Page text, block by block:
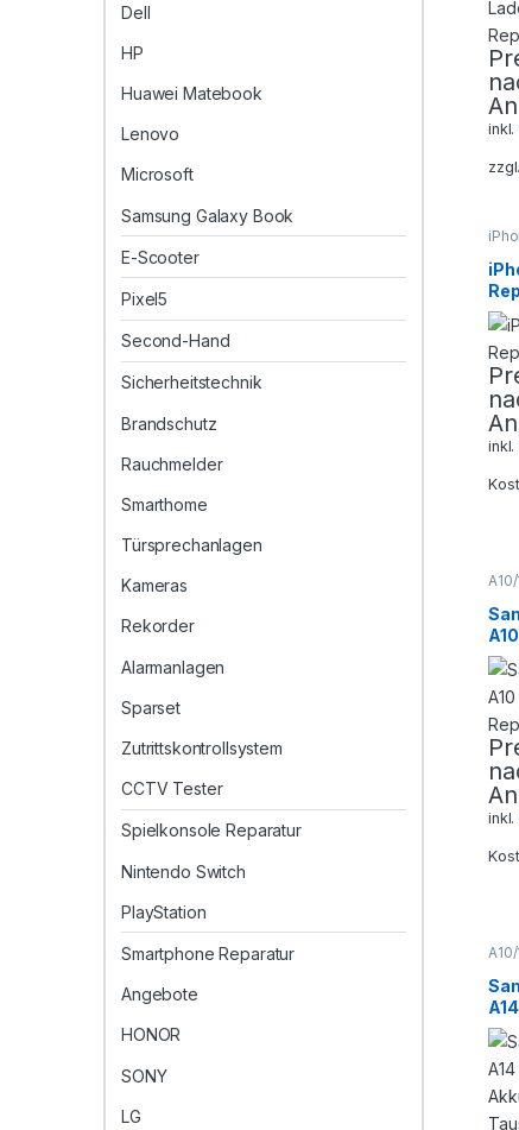
inkl.
XS
inkl.
A10/
inkl.
A10/
Dell
HP
Huawei Matebook
Lenovo
Microsoft
Samsung Galaxy Book
E-Scooter
Pixel5
Second-Hand
Sicherheitstechnik
Brandschutz
Rauchmelder
Smarthome
Türsprechanlagen
Kameras
Rekorder
Alarmanlagen
Sparset
Zutrittskontrollsystem
CCTV Tester
Spielkonsole Reparatur
Nintendo Switch
PlayStation
Smartphone Reparatur
Angebote
HONOR
SONY
LG